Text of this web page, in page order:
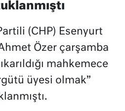
(CHP) Esenyurt
Özer çarşamba
mahkemece
üyesi olmak”